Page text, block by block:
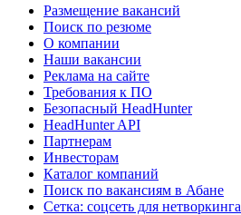
Размещение вакансий
Поиск по резюме
О компании
Наши вакансии
Реклама на сайте
Требования к ПО
Безопасный HeadHunter
HeadHunter API
Партнерам
Инвесторам
Каталог компаний
Поиск по вакансиям в Абане
Сетка: соцсеть для нетворкинга